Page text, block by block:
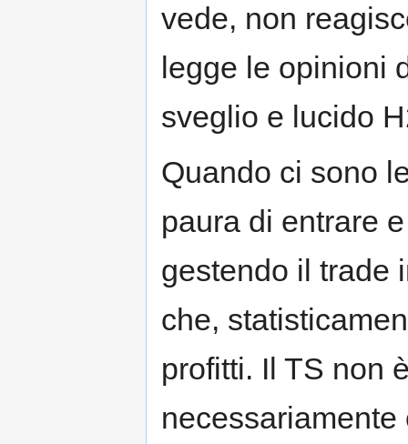
vede, non
legge le opinioni
sveglio e lucido
Quando ci sono
paura di entrare
gestendo il trade
che,
profitti. Il TS non